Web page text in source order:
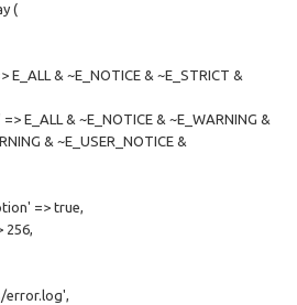
(
& ~E_NOTICE & ~E_STRICT &
& ~E_NOTICE & ~E_WARNING &
& ~E_USER_NOTICE &
=> true,